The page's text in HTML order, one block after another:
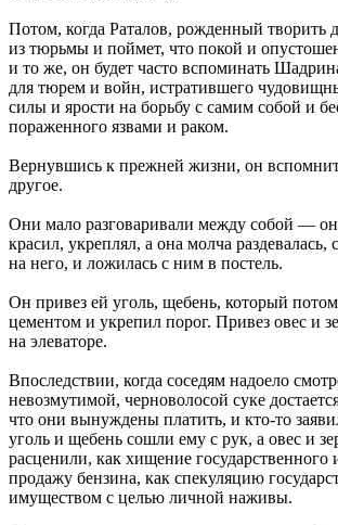
Потом, когда Раталов, рожденный творить
из тюрьмы и поймет, что покой и
и то же, он будет часто вспоминать
для тюрем и войн, истратившего
силы и ярости на борьбу с самим собой и
пораженного язвами и раком.
Вернувшись к прежней жизни, он
другое.
Они мало разговаривали между собой —
красил, укреплял, а она молча раздевалась,
на него, и ложилась с ним в постель.
Он привез ей уголь, щебень, который
цементом и укрепил порог. Привез овес и
на элеваторе.
Впоследствии, когда соседям надоело
невозмутимой, черноволосой суке
что они вынуждены платить, и кто-то
уголь и щебень сошли ему с рук, а овес и
расценили, как хищение государственного
продажу бензина, как спекуляцию
имуществом с целью личной наживы.